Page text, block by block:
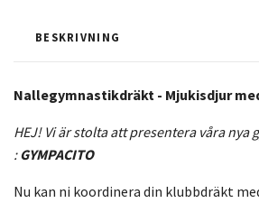
BESKRIVNING
Nallegymnastikdräkt - Mjukisdjur
HEJ! Vi är stolta att presentera våra nya
: GYMPACITO
Nu kan ni koordinera din klubbdräkt